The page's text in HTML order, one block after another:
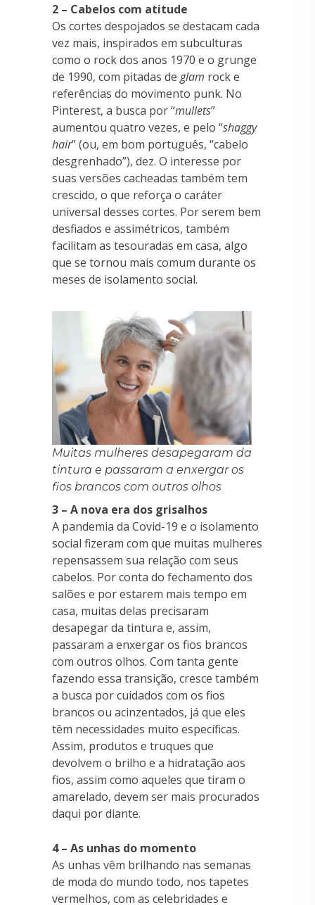
2 – Cabelos com atitude
Os cortes despojados se destacam cada
vez mais, inspirados em subculturas
como o rock dos anos 1970 e o grunge
de 1990, com pitadas de glam rock e
referências do movimento punk. No
Pinterest, a busca por “mullets”
aumentou quatro vezes, e pelo “shaggy
hair” (ou, em bom português, “cabelo
desgrenhado”), dez. O interesse por
suas versões cacheadas também tem
crescido, o que reforça o caráter
universal desses cortes. Por serem bem
desfiados e assimétricos, também
facilitam as tesouradas em casa, algo
que se tornou mais comum durante os
meses de isolamento social.
Muitas mulheres desapegaram da
tintura e passaram a enxergar os
fios brancos com outros olhos
3 – A nova era dos grisalhos
A pandemia da Covid-19 e o isolamento
social fizeram com que muitas mulheres
repensassem sua relação com seus
cabelos. Por conta do fechamento dos
salões e por estarem mais tempo em
casa, muitas delas precisaram
desapegar da tintura e, assim,
passaram a enxergar os fios brancos
com outros olhos. Com tanta gente
fazendo essa transição, cresce também
a busca por cuidados com os fios
brancos ou acinzentados, já que eles
têm necessidades muito específicas.
Assim, produtos e truques que
devolvem o brilho e a hidratação aos
fios, assim como aqueles que tiram o
amarelado, devem ser mais procurados
daqui por diante.
4 – As unhas do momento
As unhas vêm brilhando nas semanas
de moda do mundo todo, nos tapetes
vermelhos, com as celebridades e